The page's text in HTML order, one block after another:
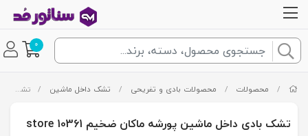
0
/ محصولات / محصولات بادی و تفریحی / تشک داخل ماشین / تشک بادی داخل ماشین پورشه ماکان ضخیم store 10361
تشک بادی داخل ماشین پورشه ماکان ضخیم store 10361